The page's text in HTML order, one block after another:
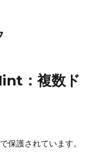
：複数ド
保護されています。